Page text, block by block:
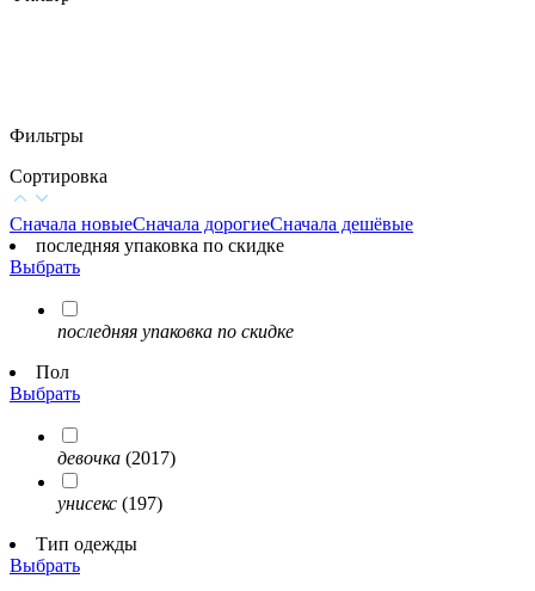
Фильтры
Сортировка
Сначала новыеСначала дорогиеСначала дешёвые
последняя упаковка по скидке
Выбрать
последняя упаковка по скидке
Пол
Выбрать
девочка (2017)
унисекс (197)
Тип одежды
Выбрать